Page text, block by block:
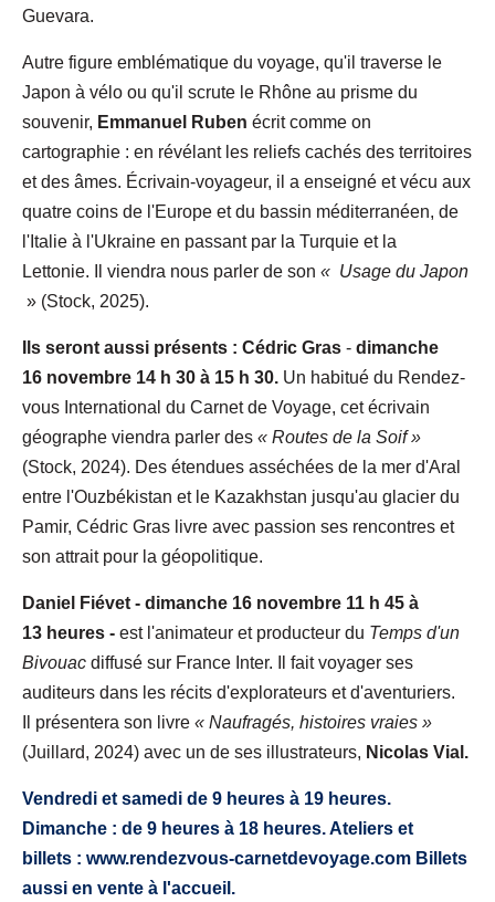
Guevara.
Autre figure emblématique du voyage, qu'il traverse le
Japon à vélo ou qu'il scrute le Rhône au prisme du
souvenir, Emmanuel Ruben écrit comme on
cartographie : en révélant les reliefs cachés des territoires
et des âmes. Écrivain-voyageur, il a enseigné et vécu aux
quatre coins de l'Europe et du bassin méditerranéen, de
l'Italie à l'Ukraine en passant par la Turquie et la
Lettonie. Il viendra nous parler de son « Usage du Japon
» (Stock, 2025).
Ils seront aussi présents : Cédric Gras - dimanche
16 novembre 14 h 30 à 15 h 30. Un habitué du Rendez-
vous International du Carnet de Voyage, cet écrivain
géographe viendra parler des « Routes de la Soif »
(Stock, 2024). Des étendues asséchées de la mer d'Aral
entre l'Ouzbékistan et le Kazakhstan jusqu'au glacier du
Pamir, Cédric Gras livre avec passion ses rencontres et
son attrait pour la géopolitique.
Daniel Fiévet - dimanche 16 novembre 11 h 45 à
13 heures - est l'animateur et producteur du Temps d'un
Bivouac diffusé sur France Inter. Il fait voyager ses
auditeurs dans les récits d'explorateurs et d'aventuriers.
Il présentera son livre « Naufragés, histoires vraies »
(Juillard, 2024) avec un de ses illustrateurs, Nicolas Vial.
Vendredi et samedi de 9 heures à 19 heures.
Dimanche : de 9 heures à 18 heures. Ateliers et
billets : www.rendezvous-carnetdevoyage.com Billets
aussi en vente à l'accueil.